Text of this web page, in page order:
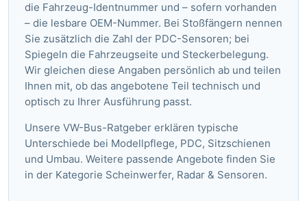
die Fahrzeug-Identnummer und – sofern vorhanden
– die lesbare OEM-Nummer. Bei Stoßfängern nennen
Sie zusätzlich die Zahl der PDC-Sensoren; bei
Spiegeln die Fahrzeugseite und Steckerbelegung.
Wir gleichen diese Angaben persönlich ab und teilen
Ihnen mit, ob das angebotene Teil technisch und
optisch zu Ihrer Ausführung passt.
Unsere VW-Bus-Ratgeber erklären typische
Unterschiede bei Modellpflege, PDC, Sitzschienen
und Umbau. Weitere passende Angebote finden Sie
in der Kategorie Scheinwerfer, Radar & Sensoren.